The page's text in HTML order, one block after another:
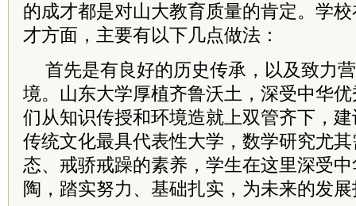
的成才都是对山大教育质量的肯定。学
才方面，主要有以下几点做法：
首先是有良好的历史传承，以及致力
境。山东大学厚植齐鲁沃土，深受中华
们从知识传授和环境造就上双管齐下，
传统文化最具代表性大学，数学研究尤
态、戒骄戒躁的素养，学生在这里深受
陶，踏实努力、基础扎实，为未来的发